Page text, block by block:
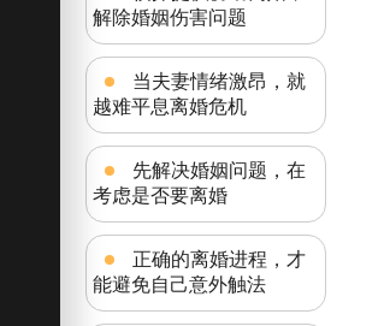
解除婚姻伤害问题
当夫妻情绪激昂，就
越难平息离婚危机
先解决婚姻问题，在
考虑是否要离婚
正确的离婚进程，才
能避免自己意外触法